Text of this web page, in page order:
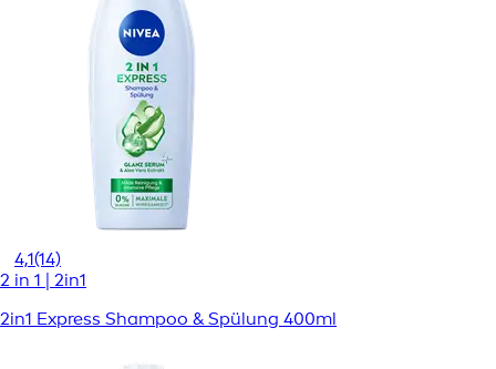
4,1(14)
2 in 1 | 2in1
2in1 Express Shampoo & Spülung 400ml